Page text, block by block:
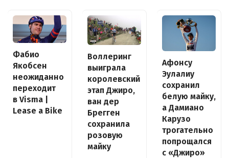
Фабио
Якобсен
неожиданно
переходит
в Visma |
Lease a Bike
Воллеринг
выиграла
королевский
этап Джиро,
ван дер
Брегген
сохранила
розовую
майку
Афонсу
Эулалиу
сохранил
белую майку,
а Дамиано
Карузо
трогательно
попрощался
с «Джиро»